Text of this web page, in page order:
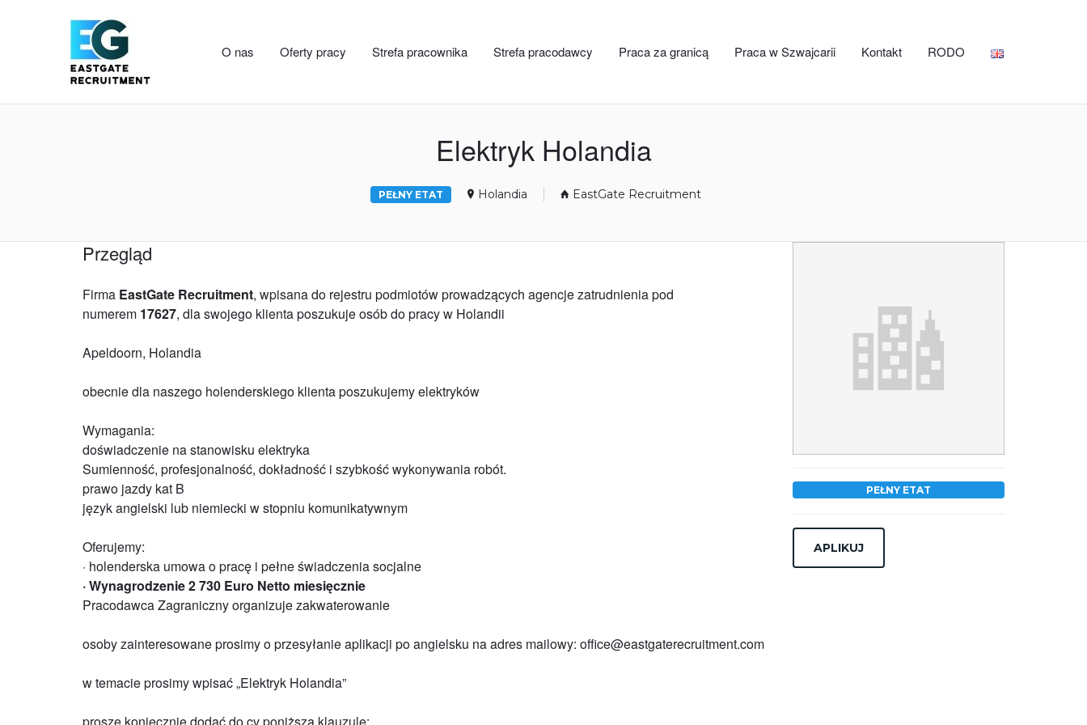
O nas Oferty pracy Strefa pracownika Strefa pracodawcy Praca za granicą Praca w Szwajcarii Kontakt RODO
Elektryk Holandia
PEŁNY ETAT Holandia EastGate Recruitment
Przegląd
Firma EastGate Recruitment, wpisana do rejestru podmiotów prowadzących agencje zatrudnienia pod
numerem 17627, dla swojego klienta poszukuje osób do pracy w Holandii
Apeldoorn, Holandia
obecnie dla naszego holenderskiego klienta poszukujemy elektryków
Wymagania:
doświadczenie na stanowisku elektryka
Sumienność, profesjonalność, dokładność i szybkość wykonywania robót.
prawo jazdy kat B
język angielski lub niemiecki w stopniu komunikatywnym
Oferujemy:
· holenderska umowa o pracę i pełne świadczenia socjalne
· Wynagrodzenie 2 730 Euro Netto miesięcznie
Pracodawca Zagraniczny organizuje zakwaterowanie
osoby zainteresowane prosimy o przesyłanie aplikacji po angielsku na adres mailowy: office@eastgaterecruitment.com
w temacie prosimy wpisać „Elektryk Holandia”
PEŁNY ETAT